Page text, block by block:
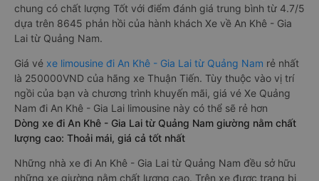
chung có chất lượng Tốt với điểm đánh giá trung bình từ 4.7/5
dựa trên 8645 phản hồi của hành khách Xe về An Khê - Gia
Lai từ Quảng Nam.
Giá vé xe limousine đi An Khê - Gia Lai từ Quảng Nam rẻ nhất
là 250000VND của hãng xe Thuận Tiến. Tùy thuộc vào vị trí
ngồi của bạn và chương trình khuyến mãi, giá vé Xe Quảng
Nam đi An Khê - Gia Lai limousine này có thể sẽ rẻ hơn
Dòng xe đi An Khê - Gia Lai từ Quảng Nam giường nằm chất
lượng cao: Thoải mái, giá cả tốt nhất
Những nhà xe đi An Khê - Gia Lai từ Quảng Nam đều sở hữu
những xe giường nằm chất lượng cao. Trên xe được trang bị